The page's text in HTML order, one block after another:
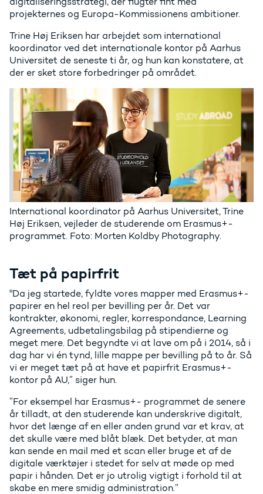
projekternes og Europa-Kommissionens ambitioner.
Trine Høj Eriksen har arbejdet som international
koordinator ved det internationale kontor på Aarhus
Universitet de seneste ti år, og hun kan konstatere, at
der er sket store forbedringer på området.
International koordinator på Aarhus Universitet, Trine
Høj Eriksen, vejleder de studerende om Erasmus+-
programmet. Foto: Morten Koldby Photography.
Tæt på papirfrit
"Da jeg startede, fyldte vores mapper med Erasmus+-
papirer en hel reol per bevilling per år. Det var
kontrakter, økonomi, regler, korrespondance, Learning
Agreements, udbetalingsbilag på stipendierne og
meget mere. Det begyndte vi at lave om på i 2014, så i
dag har vi én tynd, lille mappe per bevilling på to år. Så
vi er meget tæt på at have et papirfrit Erasmus+-
kontor på AU,” siger hun.
”For eksempel har Erasmus+- programmet de senere
år tilladt, at den studerende kan underskrive digitalt,
hvor det længe af en eller anden grund var et krav, at
det skulle være med blåt blæk. Det betyder, at man
kan sende en mail med et scan eller bruge et af de
digitale værktøjer i stedet for selv at møde op med
papir i hånden. Det er jo utrolig vigtigt i forhold til at
skabe en mere smidig administration.”